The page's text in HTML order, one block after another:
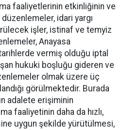
faaliyetlerinin etkinliğinin ve
düzenlemeler, idari yargı
işler, istinaf ve temyiz
Anayasa
vermiş olduğu iptal
hukuki boşluğu gideren ve
olmak üzere üç
görülmektedir. Burada
adalete erişiminin
faaliyetinin daha da hızlı,
uygun şekilde yürütülmesi,